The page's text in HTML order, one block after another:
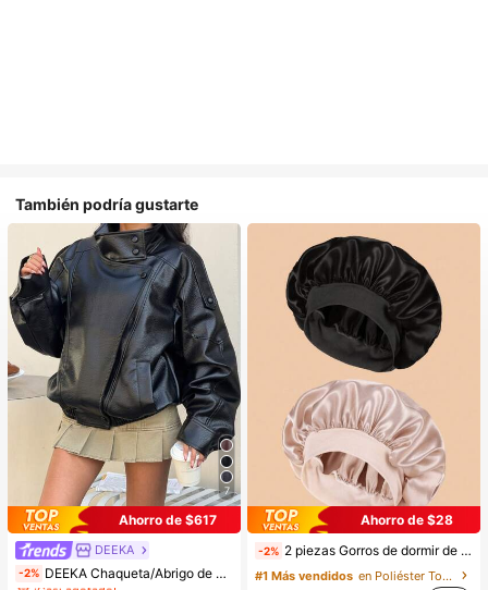
También podría gustarte
7
Ahorro de $617
DEEKA
-2% DEEKA Chaqueta/Abrigo de Cuero Sintético Negro para Mujer, Estilo Europeo y Americano, Holgado y Oversize, Moda Minimalista Versátil, Primavera/Otoño, Quiet Fall
#1 Más vendidos
¡Casi agotado!
Ahorro de $28
-2% 2 piezas Gorros de dormir de seda y satén de lujo, unicolor, gorros elásticos de protección del cabello, ligeros y cómodos para usar toda la noche, cuidado del cabello, ducha, ajuste suave al cuero cabelludo, para ella
#1 Más vendidos
en Poliéster Toallas para el cabello